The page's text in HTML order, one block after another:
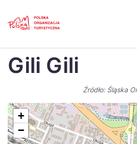
Polski
Español
Italiano
Gili Gili
Źródło: Śląska
+
−